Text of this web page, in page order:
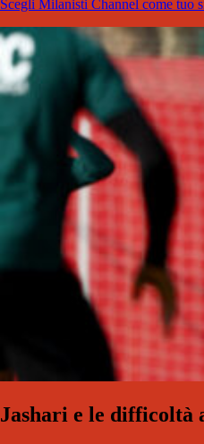
Scegli Milanisti Channel come tuo
Jashari e le difficoltà